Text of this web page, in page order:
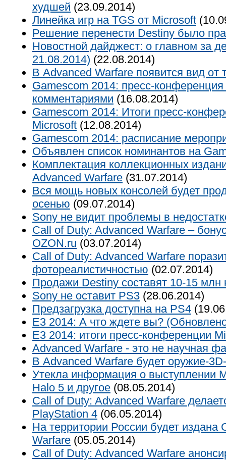
худшей (23.09.2014)
Линейка игр на TGS от Microsoft
Решение перенести Destiny было
Новостной дайджест: о главном за
21.08.2014) (22.08.2014)
В Advanced Warfare появится вид от
Gamescom 2014: пресс-
комментариями (16.08.2014)
Gamescom 2014: Итоги пресс-
Microsoft (12.08.2014)
Gamescom 2014: расписание
Объявлен список номинантов на
Комплектация коллекционных
Advanced Warfare (31.07.2014)
Вся мощь новых консолей будет
осенью (09.07.2014)
Sony не видит проблемы в
Call of Duty: Advanced Warfare –
OZON.ru (03.07.2014)
Call of Duty: Advanced Warfare
фотореалистичностью (02.07.2014)
Продажи Destiny составят 10-15 млн
Sony не оставит PS3 (28.06.2014)
Предзагрузка доступна на PS4
E3 2014: А что ждете вы?
E3 2014: итоги пресс-конференции
Advanced Warfare - это не научная
В Аdvanced Warfare будет оружие-
Утекла информация о выступлении
Halo 5 и другое (08.05.2014)
Call of Duty: Advanced Warfare
PlayStation 4 (06.05.2014)
На территории России будет издана
Warfare (05.05.2014)
Call of Duty: Advanced Warfare